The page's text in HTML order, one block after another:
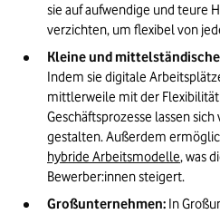
sie auf aufwendige und teure
verzichten, um flexibel von
Kleine und
Indem sie digitale
mittlerweile mit der
Geschäftsprozesse lassen
hybride Arbeitsmodelle, was
Bewerber:innen steigert.
Großunternehmen: In